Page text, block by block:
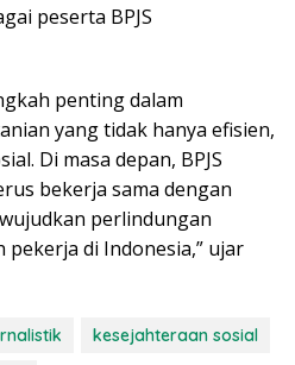
peserta BPJS
penting dalam
yang tidak hanya efisien,
Di masa depan, BPJS
bekerja sama dengan
perlindungan
di Indonesia,” ujar
kesejahteraan sosial